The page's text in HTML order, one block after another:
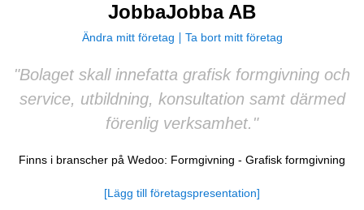
JobbaJobba AB
Ändra mitt företag Ta bort mitt företag
"Bolaget skall innefatta grafisk formgivning och
service, utbildning, konsultation samt därmed
förenlig verksamhet."
Finns i branscher på Wedoo: Formgivning - Grafisk formgivning
[Lägg till företagspresentation]